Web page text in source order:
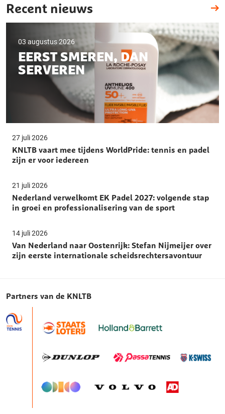
Recent nieuws
03 augustus 2026
EERST SMEREN, DAN
SERVEREN
27 juli 2026
KNLTB vaart mee tijdens WorldPride: tennis en padel
zijn er voor iedereen
21 juli 2026
Nederland verwelkomt EK Padel 2027: volgende stap
in groei en professionalisering van de sport
14 juli 2026
Van Nederland naar Oostenrijk: Stefan Nijmeijer over
zijn eerste internationale scheidsrechtersavontuur
Partners van de KNLTB